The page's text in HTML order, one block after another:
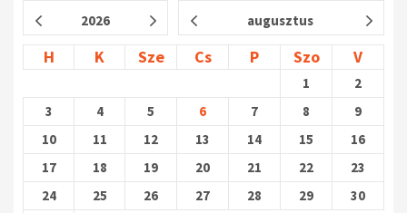
2026 augusztus
H K Sze Cs P Szo V
1
2
3
4 5 6 7 8
9
10
11 12 13 14 15
16
17
18 19 20 21 22
23
24
25 26 27 28 29 30